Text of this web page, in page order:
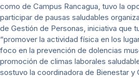
como de Campus Rancagua, tuvo la
participar de pausas saludables
de Gestión de Personas, iniciativa que
“promover la actividad física en los
foco en la prevención de dolencias
promoción de climas laborales
sostuvo la coordinadora de Bienestar y